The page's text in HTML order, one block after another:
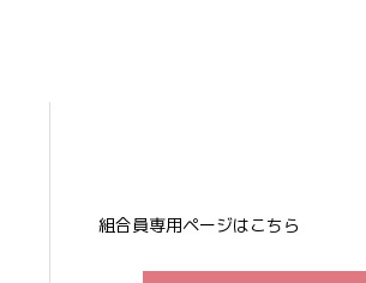
組合員専用ページはこちら